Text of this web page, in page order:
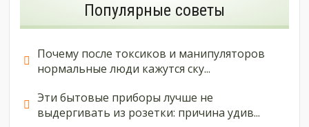
Популярные советы
Почему после токсиков и манипуляторов
нормальные люди кажутся ску...
Эти бытовые приборы лучше не
выдергивать из розетки: причина удив...